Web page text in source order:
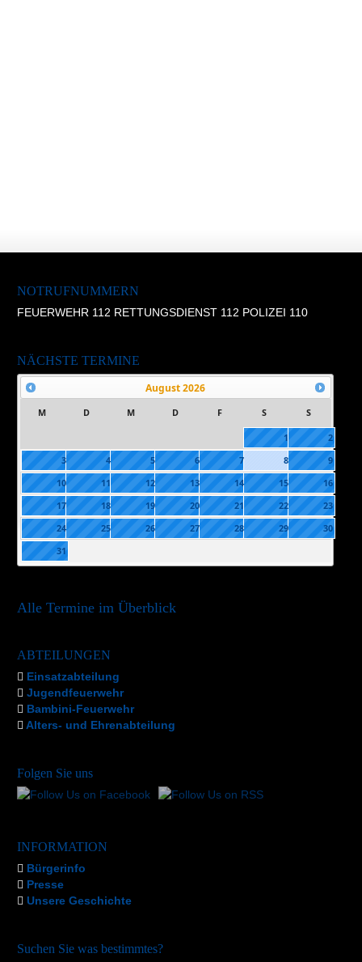
NOTRUFNUMMERN
FEUERWEHR 112 RETTUNGSDIENST 112 POLIZEI 110
NÄCHSTE TERMINE
August2026
M D M D F S S
1
2
3
4 5 6 7 8
9
10
11 12 13 14 15
16
17
18 19 20 21 22
23
24
25 26 27 28 29
30
31
Alle Termine im Überblick
ABTEILUNGEN
Einsatzabteilung
Jugendfeuerwehr
Bambini-Feuerwehr
Alters- und Ehrenabteilung
Folgen Sie uns
INFORMATION
Bürgerinfo
Presse
Unsere Geschichte
Suchen Sie was bestimmtes?